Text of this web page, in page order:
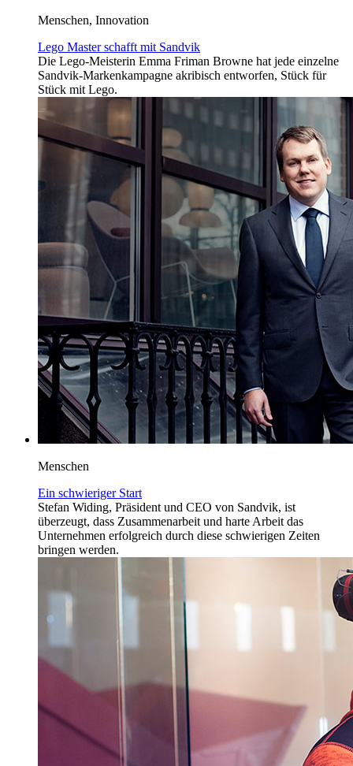
Menschen, Innovation
Lego Master schafft mit Sandvik
Die Lego-Meisterin Emma Friman Browne hat jede einzelne
Sandvik-Markenkampagne akribisch entworfen, Stück für
Stück mit Lego.
Menschen
Ein schwieriger Start
Stefan Widing, Präsident und CEO von Sandvik, ist
überzeugt, dass Zusammenarbeit und harte Arbeit das
Unternehmen erfolgreich durch diese schwierigen Zeiten
bringen werden.